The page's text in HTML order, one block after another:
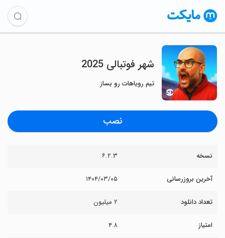
‏‏‏‏‏‏‏شهر فوتبالی 2025
تیم رویاهات رو بساز
نصب
نسخه ۶.۲.۳
آخرین بروزرسانی ۱۴۰۴/۰۳/۰۵
تعداد دانلود ۲ میلیون
امتیاز ۴.۸